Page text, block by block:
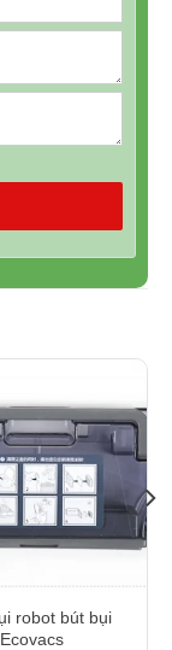
robot bút bụi
Ecovacs